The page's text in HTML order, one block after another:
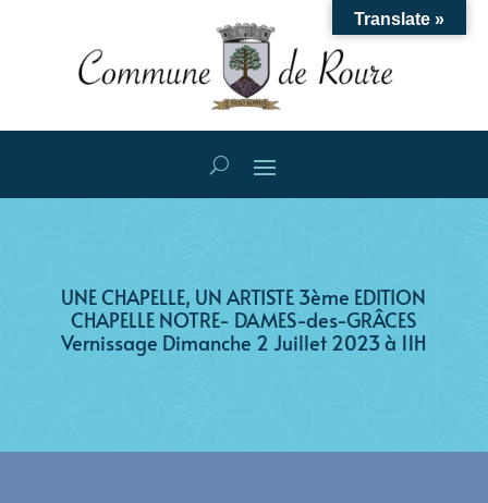
UNE CHAPELLE, UN ARTISTE 3ème EDITION
CHAPELLE NOTRE- DAMES-des-GRÂCES
Vernissage Dimanche 2 Juillet 2023 à 11H
Translate »